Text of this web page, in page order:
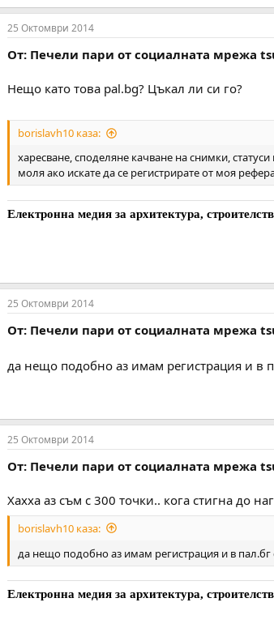
25 Октомври 2014
От: Печели пари от социалната мрежа
Нещо като това pal.bg? Цъкал ли си го?
borislavh10 каза:
харесване, споделяне качване на снимки,
моля ако искате да се регистрирате от моя
Електронна медия за архитектура,
25 Октомври 2014
От: Печели пари от социалната мрежа
да нещо подобно аз имам регистрация и в
25 Октомври 2014
От: Печели пари от социалната мрежа
Хахха аз съм с 300 точки.. кога стигна до
borislavh10 каза:
да нещо подобно аз имам регистрация и в пал.бг
Електронна медия за архитектура,